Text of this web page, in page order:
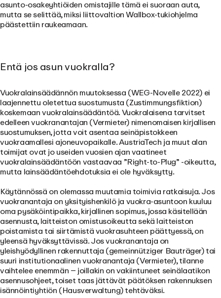
asunto-osakeyhtiöiden omistajille tämä ei suoraan auta,
mutta se selittää, miksi liittovaltion Wallbox-tukiohjelma
päästettiin raukeamaan.
Entä jos asun vuokralla?
Vuokralainsäädännön muutoksessa (WEG-Novelle 2022) ei
laajennettu oletettua suostumusta (Zustimmungsfiktion)
koskemaan vuokralainsäädäntöä. Vuokralaisena tarvitset
edelleen vuokranantajan (Vermieter) nimenomaisen kirjallisen
suostumuksen, jotta voit asentaa seinäpistokkeen
vuokraamallesi ajoneuvopaikalle. AustriaTech ja muut alan
toimijat ovat jo useiden vuosien ajan vaatineet
vuokralainsäädäntöön vastaavaa ”Right-to-Plug” -oikeutta,
mutta lainsäädäntöehdotuksia ei ole hyväksytty.
Käytännössä on olemassa muutamia toimivia ratkaisuja. Jos
vuokranantaja on yksityishenkilö ja vuokra-asuntoon kuuluu
oma pysäköintipaikka, kirjallinen sopimus, jossa käsitellään
asennusta, laitteiston omistusoikeutta sekä laitteiston
poistamista tai siirtämistä vuokrasuhteen päättyessä, on
yleensä hyväksyttävissä. Jos vuokranantaja on
yleishyödyllinen rakennuttaja (gemeinnütziger Bauträger) tai
suuri institutionaalinen vuokranantaja (Vermieter), tilanne
vaihtelee enemmän – joillakin on vakiintuneet seinälaatikon
asennusohjeet, toiset taas jättävät päätöksen rakennuksen
isännöintiyhtiön (Hausverwaltung) tehtäväksi.